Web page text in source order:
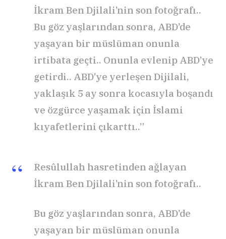
İkram Ben Djilali’nin son fotoğrafı..
Bu göz yaşlarından sonra, ABD’de
yaşayan bir müslüman onunla
irtibata geçti.. Onunla evlenip ABD’ye
getirdi.. ABD’ye yerleşen Dijilali,
yaklaşık 5 ay sonra kocasıyla boşandı
ve özgürce yaşamak için İslami
kıyafetlerini çıkarttı..”
Resûlullah hasretinden ağlayan
İkram Ben Djilali’nin son fotoğrafı..
Bu göz yaşlarından sonra, ABD’de
yaşayan bir müslüman onunla